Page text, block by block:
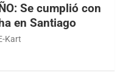
Se cumplió con
en Santiago
Kart